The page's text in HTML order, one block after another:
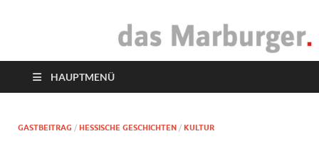
das Marburger.
HAUPTMENÜ
GASTBEITRAG / HESSISCHE GESCHICHTEN / KULTUR